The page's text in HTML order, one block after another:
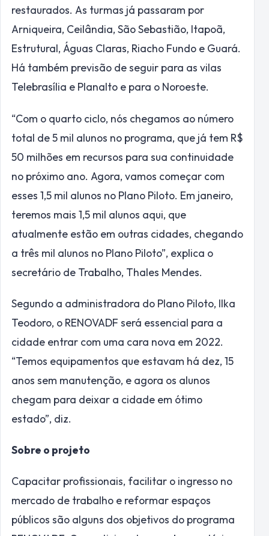
restaurados. As turmas já passaram por
Arniqueira, Ceilândia, São Sebastião, Itapoã,
Estrutural, Águas Claras, Riacho Fundo e Guará.
Há também previsão de seguir para as vilas
Telebrasília e Planalto e para o Noroeste.
“Com o quarto ciclo, nós chegamos ao número
total de 5 mil alunos no programa, que já tem R$
50 milhões em recursos para sua continuidade
no próximo ano. Agora, vamos começar com
esses 1,5 mil alunos no Plano Piloto. Em janeiro,
teremos mais 1,5 mil alunos aqui, que
atualmente estão em outras cidades, chegando
a três mil alunos no Plano Piloto”, explica o
secretário de Trabalho, Thales Mendes.
Segundo a administradora do Plano Piloto, Ilka
Teodoro, o RENOVADF será essencial para a
cidade entrar com uma cara nova em 2022.
“Temos equipamentos que estavam há dez, 15
anos sem manutenção, e agora os alunos
chegam para deixar a cidade em ótimo
estado”, diz.
Sobre o projeto
Capacitar profissionais, facilitar o ingresso no
mercado de trabalho e reformar espaços
públicos são alguns dos objetivos do programa